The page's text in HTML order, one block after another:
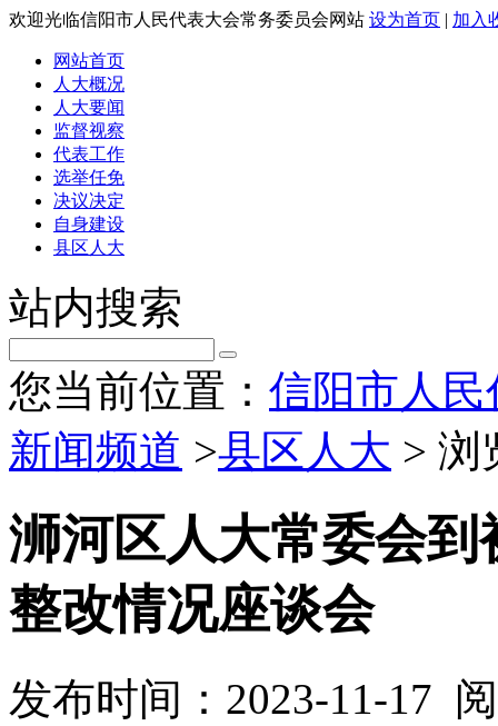
欢迎光临信阳市人民代表大会常务委员会网站 设为首页 | 加入
网站首页
人大概况
人大要闻
监督视察
代表工作
选举任免
决议决定
自身建设
县区人大
站内搜索
您当前位置： 信阳市人
新闻频道 >县区人大 > 浏
浉河区人大常委会
整改情况座谈会
发布时间：2023-11-17